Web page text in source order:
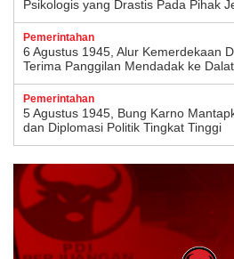
Psikologis yang Drastis Pada Pihak
Pemerintahan
6 Agustus 1945, Alur Kemerdekaan
Terima Panggilan Mendadak ke
Pemerintahan
5 Agustus 1945, Bung Karno
dan Diplomasi Politik Tingkat Tinggi